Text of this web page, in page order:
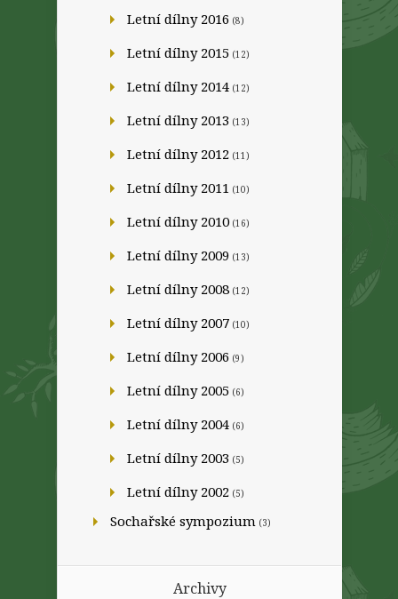
Letní dílny 2016 (8)
Letní dílny 2015 (12)
Letní dílny 2014 (12)
Letní dílny 2013 (13)
Letní dílny 2012 (11)
Letní dílny 2011 (10)
Letní dílny 2010 (16)
Letní dílny 2009 (13)
Letní dílny 2008 (12)
Letní dílny 2007 (10)
Letní dílny 2006 (9)
Letní dílny 2005 (6)
Letní dílny 2004 (6)
Letní dílny 2003 (5)
Letní dílny 2002 (5)
Sochařské sympozium (3)
Archivy